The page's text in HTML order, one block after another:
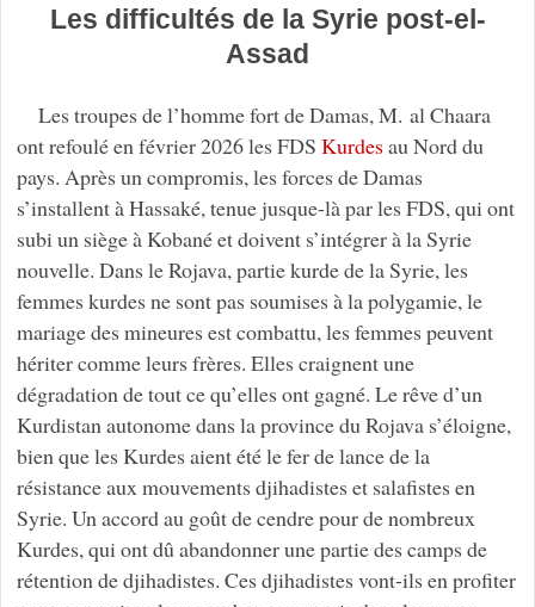
Les difficultés de la Syrie post-el-
Assad
Les troupes de l’homme fort de Damas, M. al Chaara
ont refoulé en février 2026 les FDS Kurdesau Nord du
pays. Après un compromis, les forces de Damas
s’installent à Hassaké, tenue jusque-là par les FDS, qui ont
subi un siège à Kobané et doivent s’intégrer à la Syrie
nouvelle. Dans le Rojava, partie kurde de la Syrie, les
femmes kurdes ne sont pas soumises à la polygamie, le
mariage des mineures est combattu, les femmes peuvent
hériter comme leurs frères. Elles craignent une
dégradation de tout ce qu’elles ont gagné. Le rêve d’un
Kurdistan autonome dans la province du Rojava s’éloigne,
bien que les Kurdes aient été le fer de lance de la
résistance aux mouvements djihadistes et salafistes en
Syrie. Un accord au goût de cendre pour de nombreux
Kurdes, qui ont dû abandonner une partie des camps de
rétention de djihadistes. Ces djihadistes vont-ils en profiter